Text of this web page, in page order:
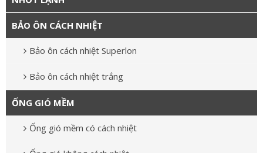
BẢO ÔN CÁCH NHIỆT
Bảo ôn cách nhiệt Superlon
Bảo ôn cách nhiệt trắng
ỐNG GIÓ MỀM
Ống gió mềm có cách nhiệt